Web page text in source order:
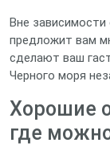
Вне
предложит вам
сделают ваш
Черного моря
Хорошие
где